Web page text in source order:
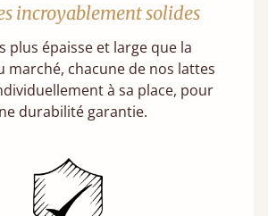
incroyablement solides
plus épaisse et large que la
marché, chacune de nos lattes
à sa place, pour
durabilité garantie.